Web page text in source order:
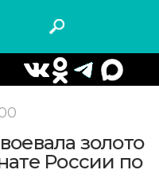
золото
России по